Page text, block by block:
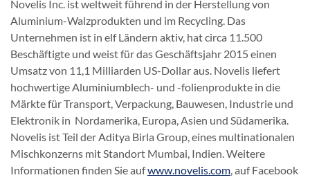
Novelis Inc. ist weltweit führend in der Herstellung von
Aluminium-Walzprodukten und im Recycling. Das
Unternehmen ist in elf Ländern aktiv, hat circa 11.500
Beschäftigte und weist für das Geschäftsjahr 2015 einen
Umsatz von 11,1 Milliarden US-Dollar aus. Novelis liefert
hochwertige Aluminiumblech- und -folienprodukte in die
Märkte für Transport, Verpackung, Bauwesen, Industrie und
Elektronik in Nordamerika, Europa, Asien und Südamerika.
Novelis ist Teil der Aditya Birla Group, eines multinationalen
Mischkonzerns mit Standort Mumbai, Indien. Weitere
Informationen finden Sie aufwww.novelis.com, auf Facebook